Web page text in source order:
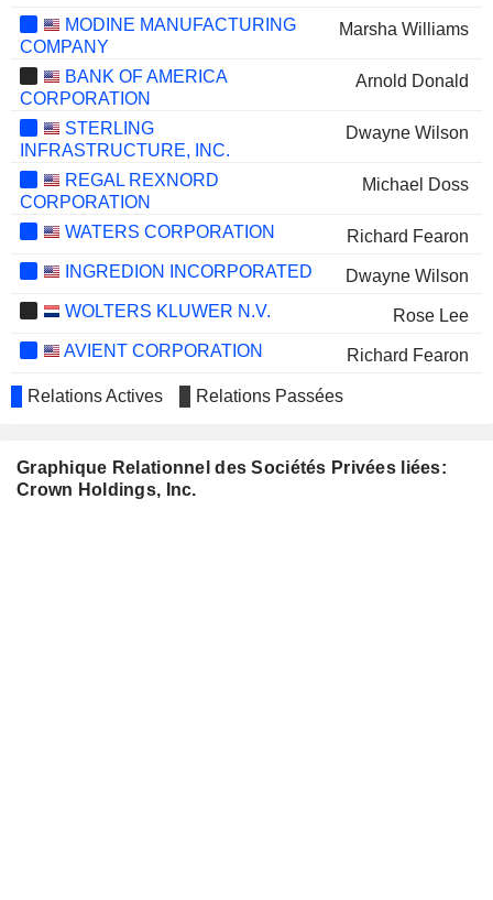
MODINE MANUFACTURING
COMPANY
Marsha Williams
BANK OF AMERICA
CORPORATION
Arnold Donald
STERLING
INFRASTRUCTURE, INC.
Dwayne Wilson
REGAL REXNORD
CORPORATION
Michael Doss
WATERS CORPORATION
Richard Fearon
INGREDION INCORPORATED
Dwayne Wilson
WOLTERS KLUWER N.V.
Rose Lee
AVIENT CORPORATION
Richard Fearon
JETBLUE AIRWAYS
CORPORATION
CRH PLC
Relations Actives Relations Passées
Graphique Relationnel des Sociétés Privées liées:
Crown Holdings, Inc.